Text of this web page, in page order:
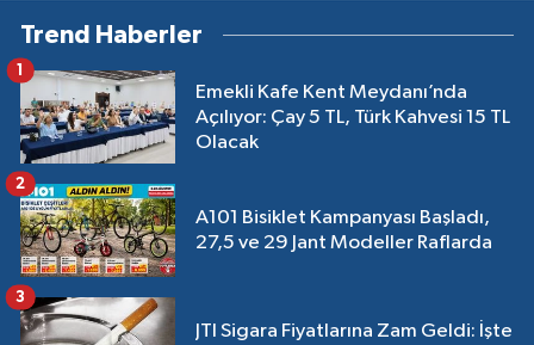
Trend Haberler
Emekli Kafe Kent Meydanı’nda
Açılıyor: Çay 5 TL, Türk Kahvesi 15 TL
Olacak
1
A101 Bisiklet Kampanyası Başladı,
27,5 ve 29 Jant Modeller Raflarda
2
JTI Sigara Fiyatlarına Zam Geldi: İşte
3